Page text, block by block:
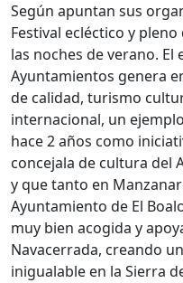
Según apuntan sus
Festival ecléctico y
las noches de verano.
Ayuntamientos genera
de calidad, turismo
internacional, un
hace 2 años como
concejala de cultura del
y que tanto en
Ayuntamiento de El
muy bien acogida y
Navacerrada, creando
inigualable en la Sierra